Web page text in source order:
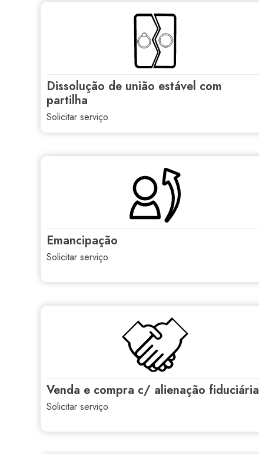
dissolução de união estável com
partilha
solicitar serviço
emancipação
solicitar serviço
venda e compra c/ alienação fiduciária
solicitar serviço